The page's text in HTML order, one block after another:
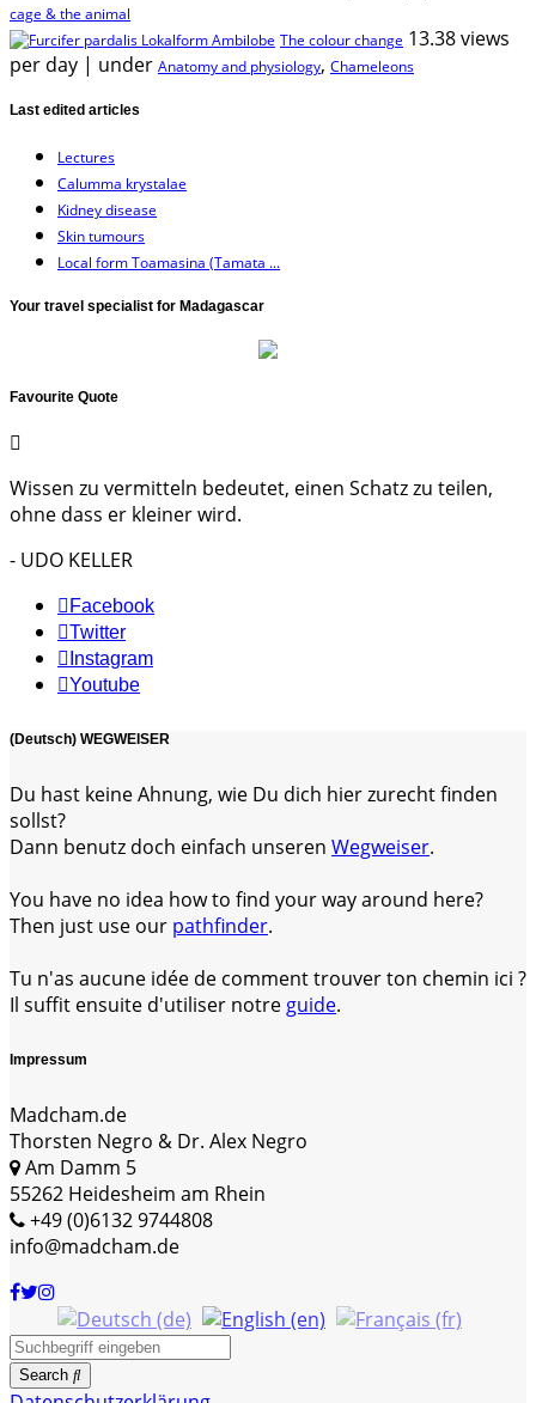
cage & the animal
The colour change 13.38 views
per day | under Anatomy and physiology, Chameleons
Last edited articles
Lectures
Calumma krystalae
Kidney disease
Skin tumours
Local form Toamasina (Tamata ...
Your travel specialist for Madagascar
Favourite Quote
Wissen zu vermitteln bedeutet, einen Schatz zu teilen,
ohne dass er kleiner wird.
- UDO KELLER
Facebook
Twitter
Instagram
Youtube
(Deutsch) WEGWEISER
Du hast keine Ahnung, wie Du dich hier zurecht finden
sollst?
Dann benutz doch einfach unseren Wegweiser.
You have no idea how to find your way around here?
Then just use our pathfinder.
Tu n'as aucune idée de comment trouver ton chemin ici ?
Il suffit ensuite d'utiliser notre guide.
Impressum
Madcham.de
Thorsten Negro & Dr. Alex Negro
Am Damm 5
55262 Heidesheim am Rhein
+49 (0)6132 9744808
info@madcham.de
Search